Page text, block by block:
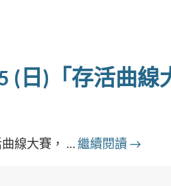
(日)「存活曲線
線大賽， … 繼續閱讀 →